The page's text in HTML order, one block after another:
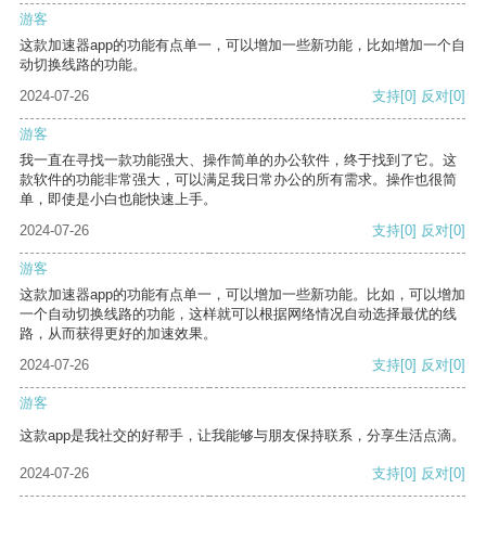
游客
这款加速器app的功能有点单一，可以增加一些新功能，比如增加一个自
动切换线路的功能。
2024-07-26
支持[0] 反对[0]
游客
我一直在寻找一款功能强大、操作简单的办公软件，终于找到了它。这
款软件的功能非常强大，可以满足我日常办公的所有需求。操作也很简
单，即使是小白也能快速上手。
2024-07-26
支持[0] 反对[0]
游客
这款加速器app的功能有点单一，可以增加一些新功能。比如，可以增加
一个自动切换线路的功能，这样就可以根据网络情况自动选择最优的线
路，从而获得更好的加速效果。
2024-07-26
支持[0] 反对[0]
游客
这款app是我社交的好帮手，让我能够与朋友保持联系，分享生活点滴。
2024-07-26 支持[0] 反对[0]